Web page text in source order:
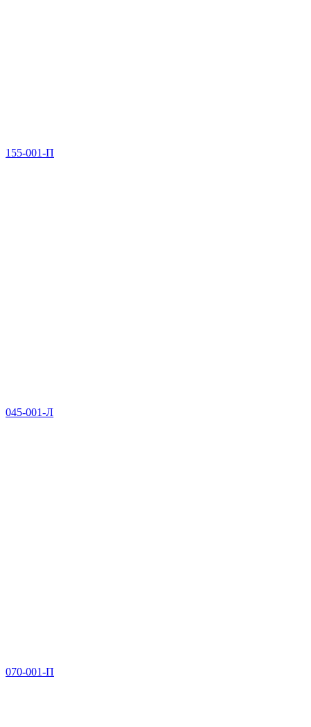
155-001-П
045-001-Л
070-001-П